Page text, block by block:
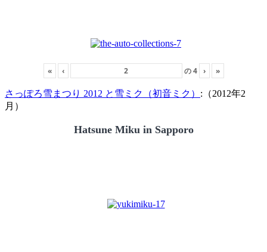
« ‹ の4 › »
さっぽろ雪まつり 2012 と雪ミク（初音ミク） :（2012年2
月）
Hatsune Miku in Sapporo